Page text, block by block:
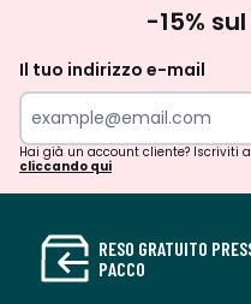
-15%
Il tuo indirizzo e-mail
Hai già un account cliente? Iscriviti
cliccando qui
RESO GRATUITO
PACCO